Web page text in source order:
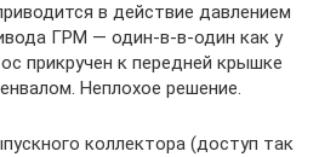
в действие давлением
ГРМ — один-в-в-один как у
прикручен к передней крышке
Неплохое решение.
коллектора (доступ так